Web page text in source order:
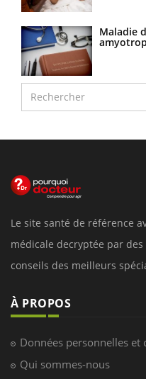
Maladie
Le site santé de référence
médicale decryptée par
conseils des meilleurs
À PROPOS
Données personnelles et
Qui sommes-nous